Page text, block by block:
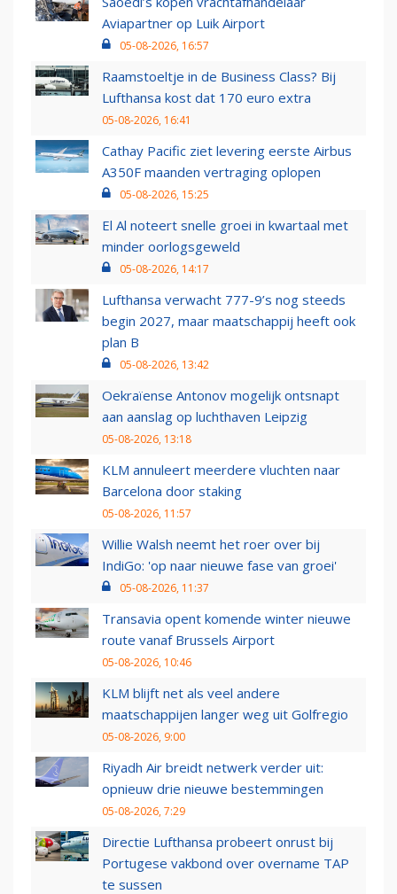
Aviapartner op Luik Airport
05-08-2026, 16:57
Raamstoeltje in de Business Class? Bij
Lufthansa kost dat 170 euro extra
05-08-2026, 16:41
Cathay Pacific ziet levering eerste Airbus
A350F maanden vertraging oplopen
05-08-2026, 15:25
El Al noteert snelle groei in kwartaal met
minder oorlogsgeweld
05-08-2026, 14:17
Lufthansa verwacht 777-9’s nog steeds
begin 2027, maar maatschappij heeft ook
plan B
05-08-2026, 13:42
Oekraïense Antonov mogelijk ontsnapt
aan aanslag op luchthaven Leipzig
05-08-2026, 13:18
KLM annuleert meerdere vluchten naar
Barcelona door staking
05-08-2026, 11:57
Willie Walsh neemt het roer over bij
IndiGo: 'op naar nieuwe fase van groei'
05-08-2026, 11:37
Transavia opent komende winter nieuwe
route vanaf Brussels Airport
05-08-2026, 10:46
KLM blijft net als veel andere
maatschappijen langer weg uit Golfregio
05-08-2026, 9:00
Riyadh Air breidt netwerk verder uit:
opnieuw drie nieuwe bestemmingen
05-08-2026, 7:29
Directie Lufthansa probeert onrust bij
Portugese vakbond over overname TAP
te sussen